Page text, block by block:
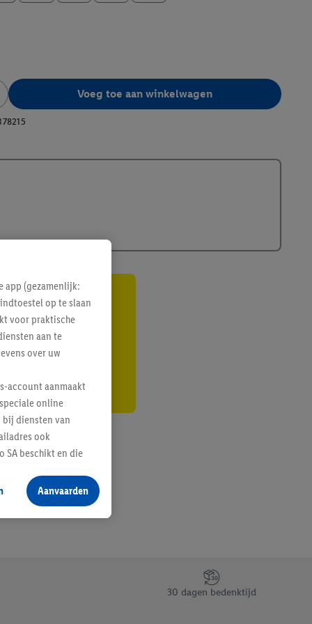
Voeg toe aan winkelwagen
30 dagen bedenktijd
app (gezamenlijk:
op te slaan
voor praktische
aan te
over uw
account aanmaakt
online
diensten van
ook
SA beschikt en die
producten waarin
voegen, maar het
als er met behulp
Door op
informatie,
Aanvaarden